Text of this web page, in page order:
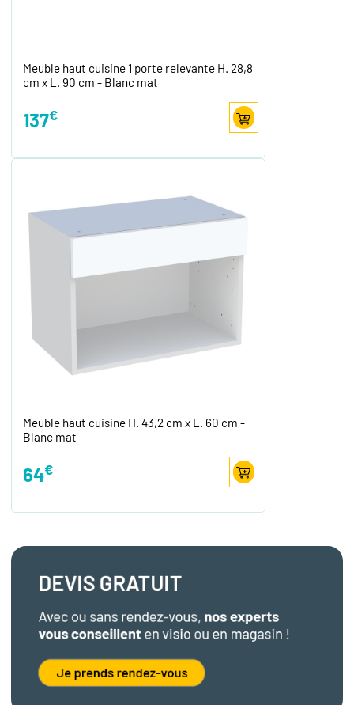
Meuble haut cuisine 1 porte relevante H. 28,8
cm x L. 90 cm - Blanc mat
137€
Meuble haut cuisine H. 43,2 cm x L. 60 cm -
Blanc mat
64€